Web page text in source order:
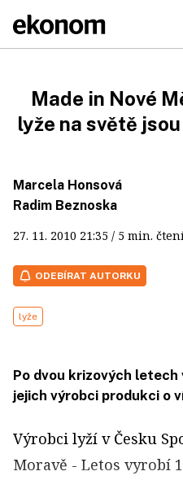
Made in Nové
lyže na světě
Marcela Honsová
Radim Beznoska
27. 11. 2010 21:35 / 5 min.
ODEBÍRAT AUTORKU
lyže
Po dvou krizových
jejich výrobci produkci o
Výrobci lyží v Česku
Moravě - Letos vyrobí